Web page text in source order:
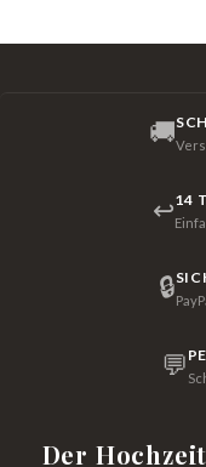
🚚
↩14
🔒
💬
Der